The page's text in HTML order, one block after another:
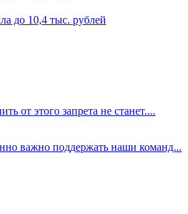
до 10,4 тыс. рублей
от этого запрета не станет....
важно поддержать наши команд...